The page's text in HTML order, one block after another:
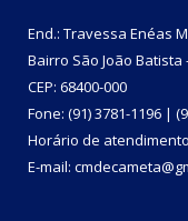
End.: Travessa Enéas
Bairro São João Batista
CEP: 68400-000
Fone: (91) 3781-1196 |
Horário de
E-mail: